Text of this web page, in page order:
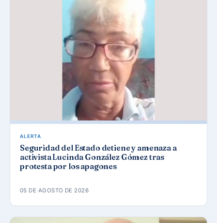
ALERTA
Seguridad del Estado detiene y amenaza a
activista Lucinda González Gómez tras
protesta por los apagones
05 DE AGOSTO DE 2026